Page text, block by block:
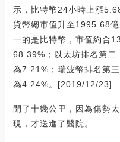
示，比特幣24小時上漲
貨幣總市值升至1995.68
一的是比特幣，市值約合
68.39%；以太坊排名第二
為7.21%；瑞波幣排名第
為4.24%。[2019/12/23]
開了十幾公里，因為傷勢
現，才送進了醫院。